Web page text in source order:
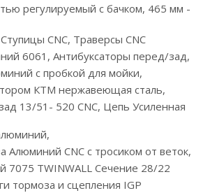
регулируемый с бачком, 465 мм -
CNC, Траверсы CNC
6061, Антибуксаторы перед/зад,
с пробкой для мойки,
КТМ нержавеющая сталь,
13/51- 520 СNC, Цепь Усиленная
Алюминий CNC c тросиком от веток,
7075 TWINWALL Сечение 28/22
тормоза и сцепления IGP